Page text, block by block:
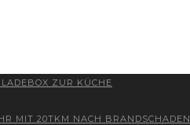
ZUR KÜCHE
MIT 20TKM NACH BRANDSCHADEN